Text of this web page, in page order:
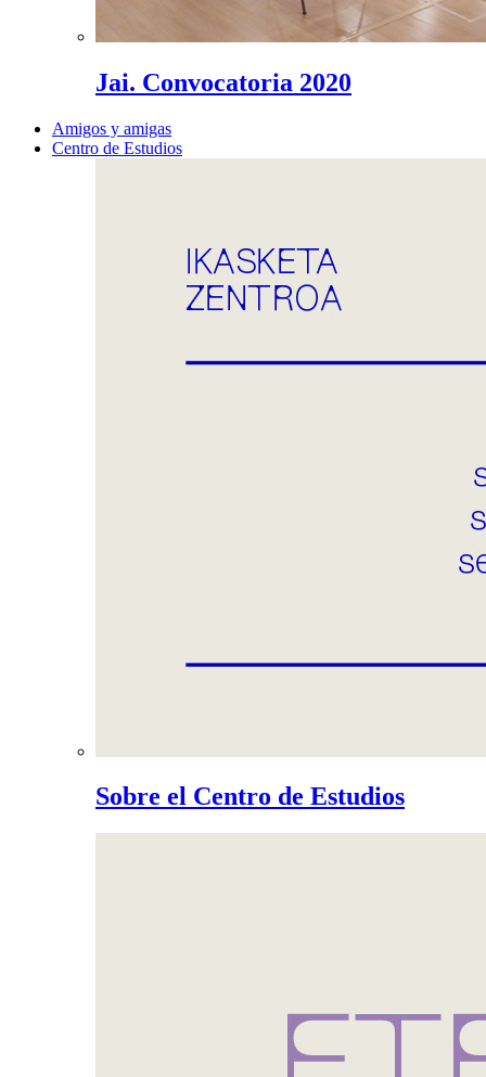
Jai. Convocatoria 2020
Amigos y amigas
Centro de Estudios
Sobre el Centro de Estudios